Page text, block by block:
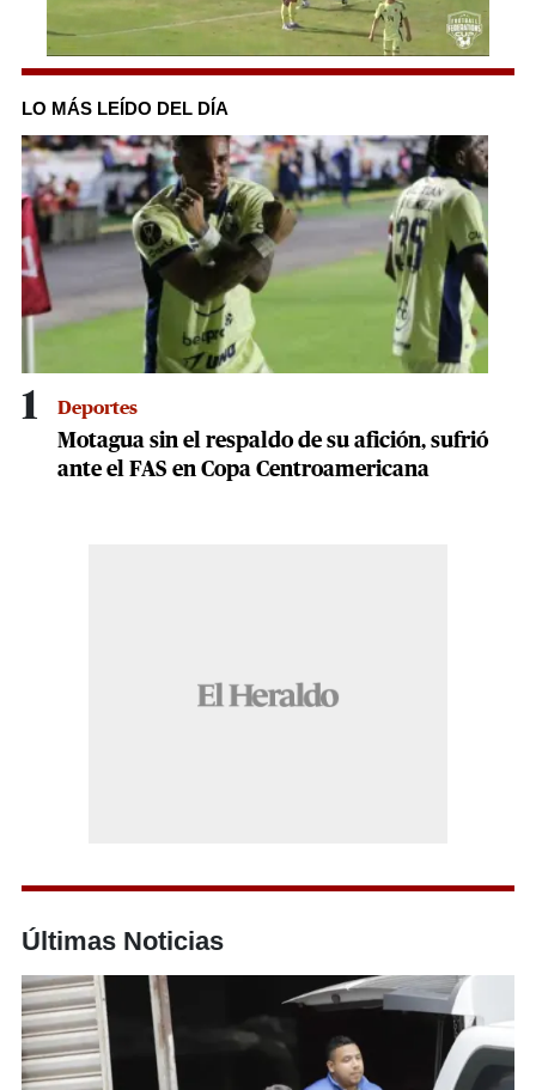
0
of
52
seconds
LO MÁS LEÍDO DEL DÍA
1 Deportes
Motagua sin el respaldo de su afición, sufrió
ante el FAS en Copa Centroamericana
Últimas Noticias